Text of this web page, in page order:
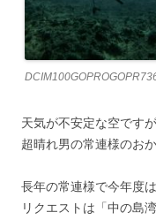
天気が不安定な空ですが
超晴れ男の常連様のお
長年の常連様で今年度
リクエストは「中の島